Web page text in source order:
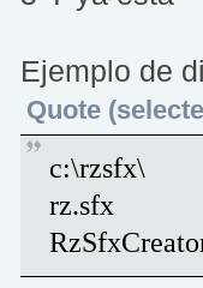
Ejemplo de
Quote
c:\rzsfx\
rz.sfx